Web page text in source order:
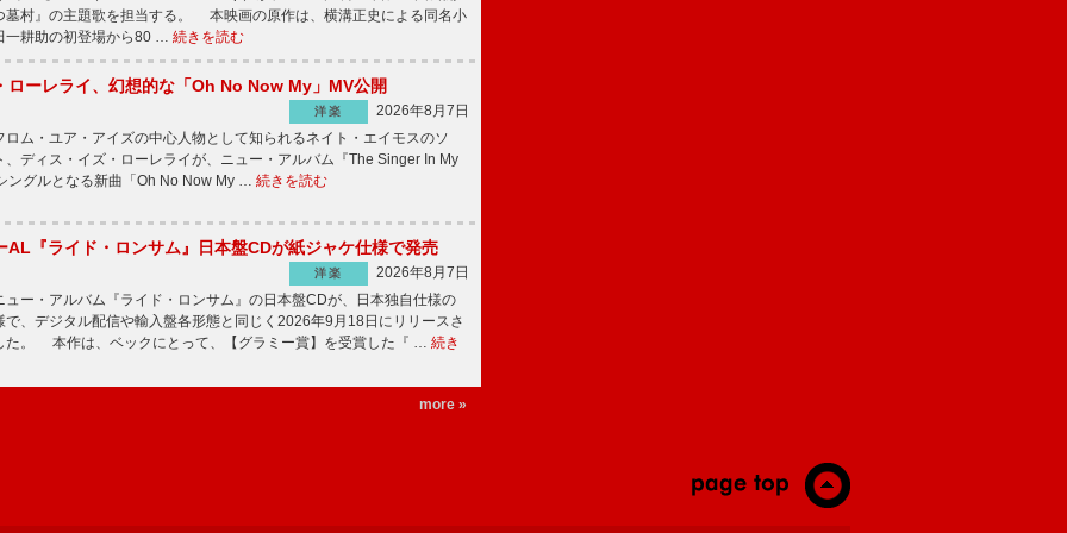
墓村』の主題歌を担当する。 本映画の原作は、横溝正史による同名小
一耕助の初登場から80 … 続きを読む
ローレライ、幻想的な「Oh No Now My」MV公開
洋楽
2026年8月7日
ム・ユア・アイズの中心人物として知られるネイト・エイモスのソ
、ディス・イズ・ローレライが、ニュー・アルバム『The Singer In My
ングルとなる新曲「Oh No Now My … 続きを読む
AL『ライド・ロンサム』日本盤CDが紙ジャケ仕様で発売
洋楽
2026年8月7日
ー・アルバム『ライド・ロンサム』の日本盤CDが、日本独自仕様の
で、デジタル配信や輸入盤各形態と同じく2026年9月18日にリリースさ
た。 本作は、ベックにとって、【グラミー賞】を受賞した『 … 続き
more »